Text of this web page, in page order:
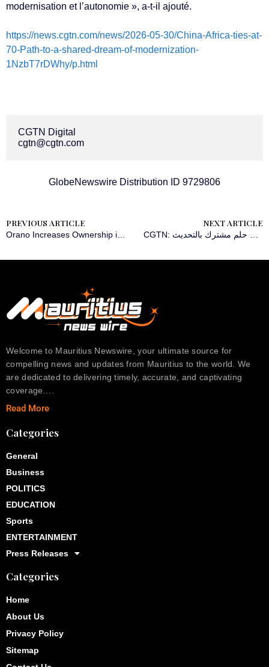
modernisation et l’autonomie », a-t-il ajouté.
https://news.cgtn.com/news/2026-05-30/China-Africa-ties-at-
70-Path-to-a-shared-dream-of-modernization-
1NzbT7rDWhy/p.html
cgtn@cgtn.com
GlobeNewswire Distribution ID 9729806
PREVIOUS ARTICLE NEXT ARTICLE
Welcome to Mauritius Newswire, your ultimate source for
compelling news and updates from Mauritius to the world. We
are dedicated to delivering timely, accurate, and captivating
coverage….
Read More
Categories
General
Business
POLITICS
EDUCATION
Sports
ENTERTAINMENT
Press Releases
Categories
Home
About Us
Privacy Policy
Sitemap